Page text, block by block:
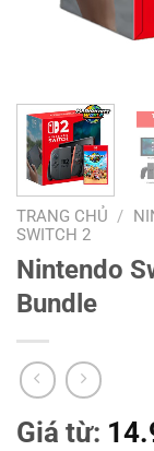
TRANG CHỦ /
SWITCH 2
Nintendo
Bundle
Giá từ: